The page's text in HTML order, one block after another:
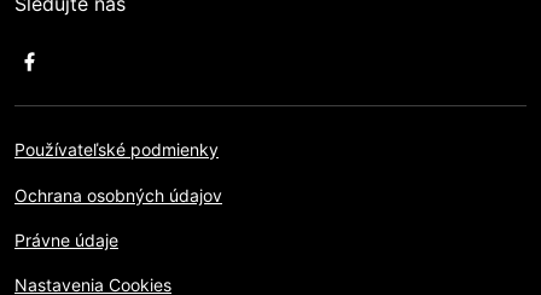
Používateľské podmienky
Ochrana osobných údajov
Právne údaje
Nastavenia Cookies